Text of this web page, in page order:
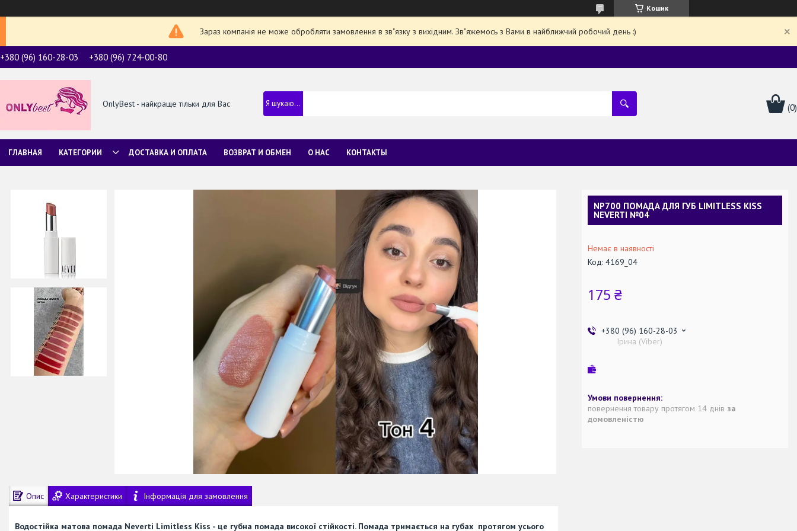
Кошик
Зараз компанія не може обробляти замовлення в зв"язку з вихідним. Зв"яжемось з Вами в найближчий робочий день :)
+380 (96) 160-28-03 +380 (96) 724-00-80
OnlyBest - найкраще тільки для Вас
ГЛАВНАЯ КАТЕГОРИИ ДОСТАВКА И ОПЛАТА ВОЗВРАТ И ОБМЕН О НАС КОНТАКТЫ
Опис Характеристики Інформація для замовлення
Водостійка матова помада Neverti Limitless Kiss - це губна помада високої стійкості. Помада тримається на губах протягом усього
NP700 ПОМАДА ДЛЯ ГУБ LIMITLESS KISS
NEVERTI №04
Немає в наявності
Код: 4169_04
175 ₴
+380 (96) 160-28-03
Ірина (Viber)
повернення товару протягом 14 днів за
домовленістю